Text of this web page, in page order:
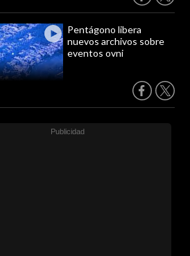
Pentágono libera
nuevos archivos sobre
eventos ovni